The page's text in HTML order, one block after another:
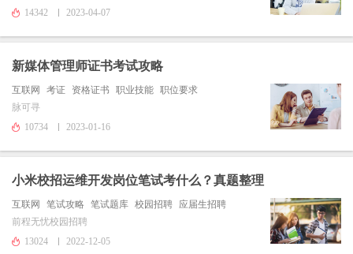
14342
2023-04-07
新媒体管理师证书考试攻略
互联网 考证 资格证书 职业技能 职位要求
脉可寻
10734
2023-01-16
小米校招运维开发岗位笔试考什么？真题整理
互联网 笔试攻略 笔试题库 校园招聘
应届生招聘
前程无忧校园招聘
13024
2022-12-05